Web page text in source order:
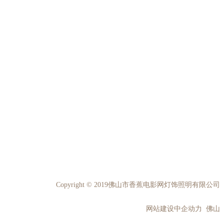
Copyright © 2019佛山市香蕉电影网灯饰照明有限公司
网站建设中企动力 佛山